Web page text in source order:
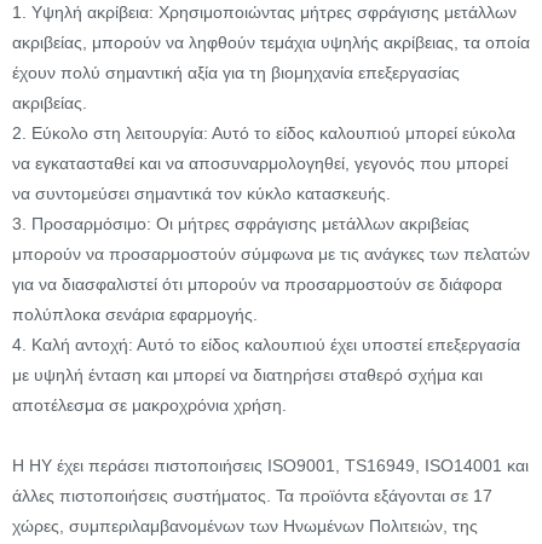
1. Υψηλή ακρίβεια: Χρησιμοποιώντας μήτρες σφράγισης μετάλλων
ακριβείας, μπορούν να ληφθούν τεμάχια υψηλής ακρίβειας, τα οποία
έχουν πολύ σημαντική αξία για τη βιομηχανία επεξεργασίας
ακριβείας.
2. Εύκολο στη λειτουργία: Αυτό το είδος καλουπιού μπορεί εύκολα
να εγκατασταθεί και να αποσυναρμολογηθεί, γεγονός που μπορεί
να συντομεύσει σημαντικά τον κύκλο κατασκευής.
3. Προσαρμόσιμο: Οι μήτρες σφράγισης μετάλλων ακριβείας
μπορούν να προσαρμοστούν σύμφωνα με τις ανάγκες των πελατών
για να διασφαλιστεί ότι μπορούν να προσαρμοστούν σε διάφορα
πολύπλοκα σενάρια εφαρμογής.
4. Καλή αντοχή: Αυτό το είδος καλουπιού έχει υποστεί επεξεργασία
με υψηλή ένταση και μπορεί να διατηρήσει σταθερό σχήμα και
αποτέλεσμα σε μακροχρόνια χρήση.
Η HY έχει περάσει πιστοποιήσεις ISO9001, TS16949, ISO14001 και
άλλες πιστοποιήσεις συστήματος. Τα προϊόντα εξάγονται σε 17
χώρες, συμπεριλαμβανομένων των Ηνωμένων Πολιτειών, της